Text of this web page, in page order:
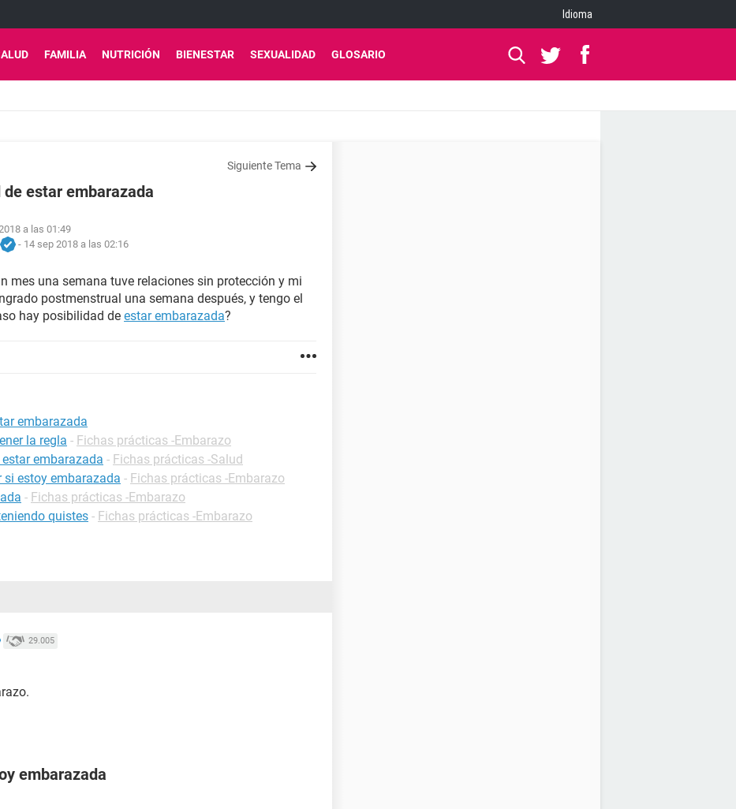
Idioma
FAMILIA NUTRICIÓN BIENESTAR SEXUALIDAD GLOSARIO
Siguiente Tema
estar embarazada
a las 01:49
- 14 sep 2018 a las 02:16
mes una semana tuve relaciones sin protección y mi
postmenstrual una semana después, y tengo el
hay posibilidad de estar embarazada?
embarazada
la regla - Fichas prácticas -Embarazo
embarazada - Fichas prácticas -Salud
estoy embarazada - Fichas prácticas -Embarazo
- Fichas prácticas -Embarazo
quistes - Fichas prácticas -Embarazo
29.005
embarazada